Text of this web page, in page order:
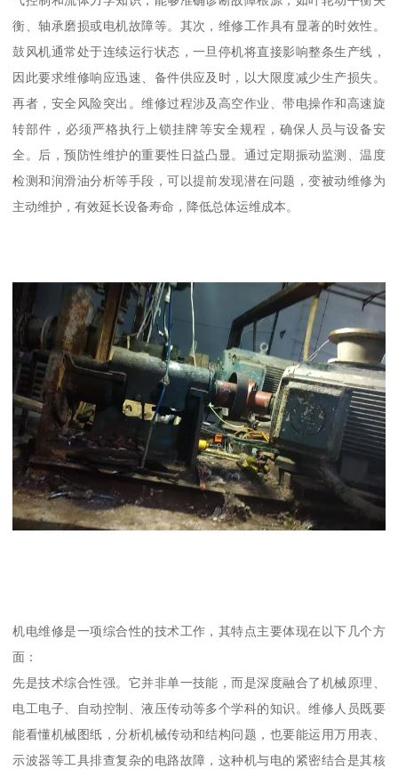
衡、轴承磨损或电机故障等。其次，维修工作具有显著的时效性。
鼓风机通常处于连续运行状态，一旦停机将直接影响整条生产线，
因此要求维修响应迅速、备件供应及时，以大限度减少生产损失。
再者，安全风险突出。维修过程涉及高空作业、带电操作和高速旋
转部件，必须严格执行上锁挂牌等安全规程，确保人员与设备安
全。后，预防性维护的重要性日益凸显。通过定期振动监测、温度
检测和润滑油分析等手段，可以提前发现潜在问题，变被动维修为
主动维护，有效延长设备寿命，降低总体运维成本。
机电维修是一项综合性的技术工作，其特点主要体现在以下几个方
面：
先是技术综合性强。它并非单一技能，而是深度融合了机械原理、
电工电子、自动控制、液压传动等多个学科的知识。维修人员既要
能看懂机械图纸，分析机械传动和结构问题，也要能运用万用表、
示波器等工具排查复杂的电路故障，这种机与电的紧密结合是其核